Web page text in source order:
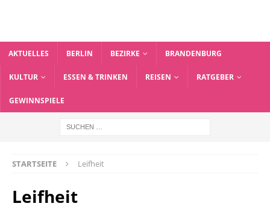
AKTUELLES BERLIN BEZIRKE BRANDENBURG
KULTUR ESSEN & TRINKEN REISEN RATGEBER
GEWINNSPIELE
STARTSEITE Leifheit
Leifheit